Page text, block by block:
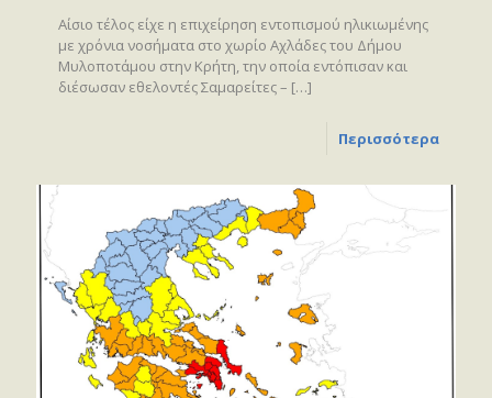
Αίσιο τέλος είχε η επιχείρηση εντοπισμού ηλικιωμένης
με χρόνια νοσήματα στο χωρίο Αχλάδες του Δήμου
Μυλοποτάμου στην Κρήτη, την οποία εντόπισαν και
διέσωσαν εθελοντές Σαμαρείτες – […]
Περισσότερα